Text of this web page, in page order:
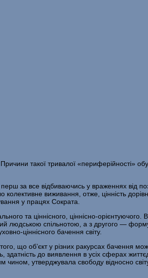
такої тривалої «периферійності»
перш за все відбиваючись у враженнях від
колективне виживання, отже, цінність
у працях Сократа.
та ціннісного, ціннісно-орієнтуючого.
людською спільнотою, а з другого —
ціннісного бачення світу.
що об’єкт у різних ракурсах бачення
до ви­явлення в усіх сферах
чином, утверджувала свободу відносно